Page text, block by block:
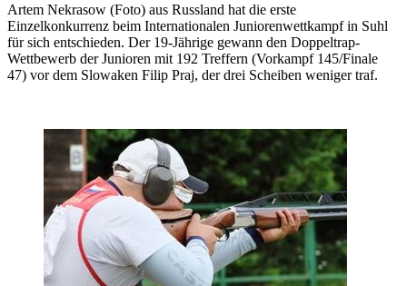
Artem Nekrasow (Foto) aus Russland hat die erste
Einzelkonkurrenz beim Internationalen Juniorenwettkampf in Suhl
für sich entschieden. Der 19-Jährige gewann den Doppeltrap-
Wettbewerb der Junioren mit 192 Treffern (Vorkampf 145/Finale
47) vor dem Slowaken Filip Praj, der drei Scheiben weniger traf.